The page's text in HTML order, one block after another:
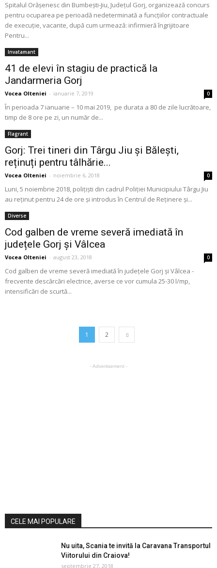
Spitalul Orăşenesc din Bumbești-Jiu, Judeţul Gorj, organizează concurs
pentru ocuparea pe perioadă nedeterminată a funcțiilor contractuale
de execuție, vacante, după cum urmează: infirmieră îngrijitoare
Pentru...
Invatamant
41 de elevi în stagiu de practică la
Jandarmeria Gorj
Vocea Olteniei - ianuarie 7, 2019 0
În perioada 7 ianuarie – 10 mai 2019, pe durata a 80 de zile lucrătoare,
timp de 8 ore pe zi, un număr de...
Flagrant
Gorj: Trei tineri din Târgu Jiu și Bălești,
reținuți pentru tâlhărie...
Vocea Olteniei - noiembrie 6, 2018 0
Luni, 5 noiembrie 2018, polițiști din cadrul Poliţiei Municipiului Târgu Jiu
au reținut pentru 24 de ore și introdus în Centrul de Reținere și...
Diverse
Cod galben de vreme severă imediată în
județele Gorj și Vâlcea
Vocea Olteniei - august 23, 2018 0
Cod galben de vreme severă imediată în județele Gorj și Vâlcea -
frecvente descărcări electrice, averse ce vor cumula 25-30 l/mp,
intensificări de scurtă...
1 2
- Advertisement -
CELE MAI POPULARE
Nu uita, Scania te invită la Caravana Transportul
Viitorului din Craiova!
septembrie 27, 2018